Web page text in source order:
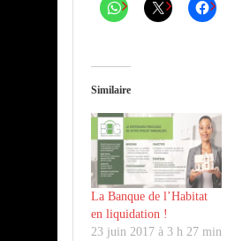
Similaire
La Banque de l’Habitat
en liquidation !
23 juin 2017 à 3 h 27 min